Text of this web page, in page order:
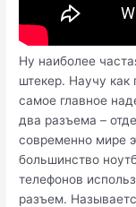
Ну наиболее
штекер. Научу как
самое главное
два разъема –
современно мире
большинство
телефонов
разъем.